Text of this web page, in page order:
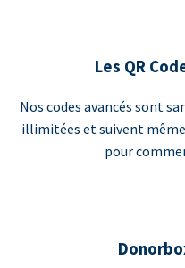
Les QR
Nos codes avancés sont
illimitées et suivent
pour